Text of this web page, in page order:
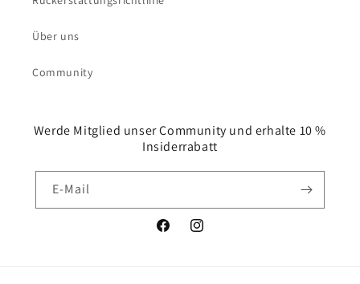
Über uns
Community
Werde Mitglied unser Community und erhalte 10 %
Insiderrabatt
E-Mail
FacebookInstagram